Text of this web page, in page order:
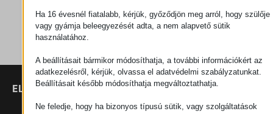
ELÉRHETŐSÉGEK
SZÉKHELY
TERMÉKEK SZÉCHENYI
2020
Ha 16 évesnél fiatalabb, kérjük, győződjön meg arról, hogy szülője
vagy gyámja beleegyezését adta, a nem alapvető sütik
használatához.
A beállításait bármikor módosíthatja, a további információkért az
adatkezelésről, kérjük, olvassa el adatvédelmi szabályzatunkat.
Beállításait később módosíthatja megváltoztathatja.
Ne feledje, hogy ha bizonyos típusú sütik, vagy szolgáltatások